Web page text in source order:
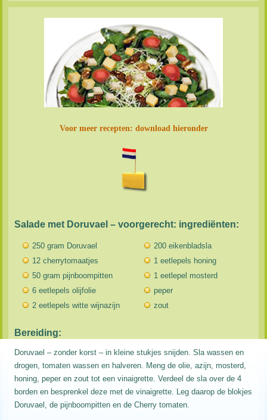
Voor meer recepten: download hieronder
Salade met Doruvael – voorgerecht: ingrediënten:
250 gram Doruvael
12 cherrytomaatjes
50 gram pijnboompitten
6 eetlepels olijfolie
2 eetlepels witte wijnazijn
200 eikenbladsla
1 eetlepels honing
1 eetlepel mosterd
peper
zout
Bereiding:
Doruvael – zonder korst – in kleine stukjes snijden. Sla wassen en
drogen, tomaten wassen en halveren. Meng de olie, azijn, mosterd,
honing, peper en zout tot een vinaigrette. Verdeel de sla over de 4
borden en besprenkel deze met de vinaigrette. Leg daarop de blokjes
Doruvael, de pijnboompitten en de Cherry tomaten.